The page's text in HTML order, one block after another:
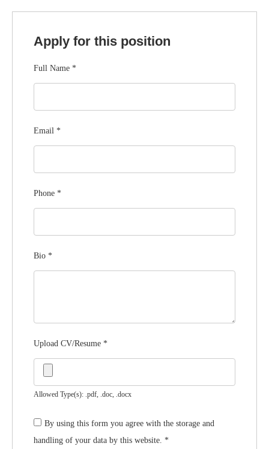
Apply for this position
Full Name *
Email *
Phone *
Bio *
Upload CV/Resume *
Allowed Type(s): .pdf, .doc, .docx
By using this form you agree with the storage and
handling of your data by this website. *